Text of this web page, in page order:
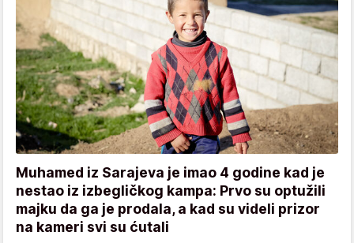
Muhamed iz Sarajeva je imao 4 godine kad je
nestao iz izbegličkog kampa: Prvo su optužili
majku da ga je prodala, a kad su videli prizor
na kameri svi su ćutali